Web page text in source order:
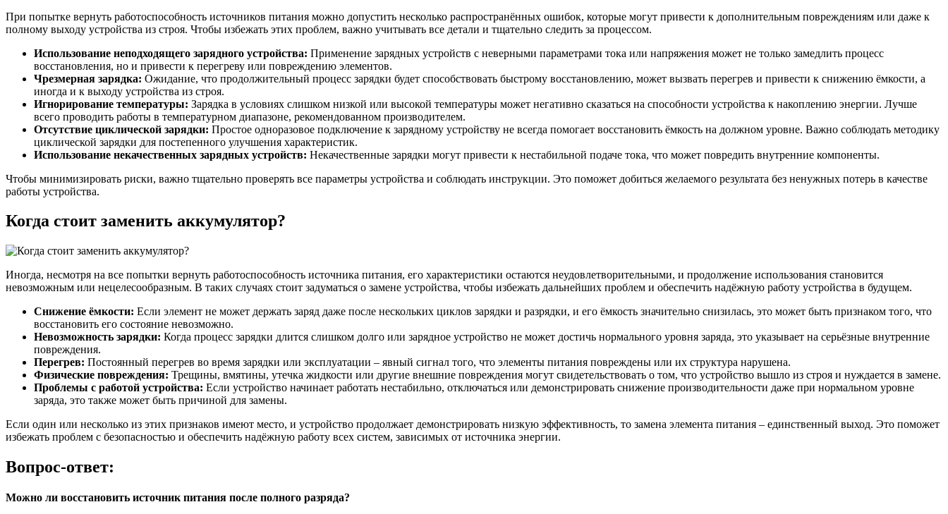
При попытке вернуть работоспособность источников питания можно допустить несколько распространённых ошибок, которые могут привести к дополнительным повреждениям или даже к
полному выходу устройства из строя. Чтобы избежать этих проблем, важно учитывать все детали и тщательно следить за процессом.
Использование неподходящего зарядного устройства: Применение зарядных устройств с неверными параметрами тока или напряжения может не только замедлить процесс
восстановления, но и привести к перегреву или повреждению элементов.
Чрезмерная зарядка: Ожидание, что продолжительный процесс зарядки будет способствовать быстрому восстановлению, может вызвать перегрев и привести к снижению ёмкости, а
иногда и к выходу устройства из строя.
Игнорирование температуры: Зарядка в условиях слишком низкой или высокой температуры может негативно сказаться на способности устройства к накоплению энергии. Лучше
всего проводить работы в температурном диапазоне, рекомендованном производителем.
Отсутствие циклической зарядки: Простое одноразовое подключение к зарядному устройству не всегда помогает восстановить ёмкость на должном уровне. Важно соблюдать методику
циклической зарядки для постепенного улучшения характеристик.
Использование некачественных зарядных устройств: Некачественные зарядки могут привести к нестабильной подаче тока, что может повредить внутренние компоненты.
Чтобы минимизировать риски, важно тщательно проверять все параметры устройства и соблюдать инструкции. Это поможет добиться желаемого результата без ненужных потерь в качестве
работы устройства.
Когда стоит заменить аккумулятор?
Иногда, несмотря на все попытки вернуть работоспособность источника питания, его характеристики остаются неудовлетворительными, и продолжение использования становится
невозможным или нецелесообразным. В таких случаях стоит задуматься о замене устройства, чтобы избежать дальнейших проблем и обеспечить надёжную работу устройства в будущем.
Снижение ёмкости: Если элемент не может держать заряд даже после нескольких циклов зарядки и разрядки, и его ёмкость значительно снизилась, это может быть признаком того, что
восстановить его состояние невозможно.
Невозможность зарядки: Когда процесс зарядки длится слишком долго или зарядное устройство не может достичь нормального уровня заряда, это указывает на серьёзные внутренние
повреждения.
Перегрев: Постоянный перегрев во время зарядки или эксплуатации – явный сигнал того, что элементы питания повреждены или их структура нарушена.
Физические повреждения: Трещины, вмятины, утечка жидкости или другие внешние повреждения могут свидетельствовать о том, что устройство вышло из строя и нуждается в замене.
Проблемы с работой устройства: Если устройство начинает работать нестабильно, отключаться или демонстрировать снижение производительности даже при нормальном уровне
заряда, это также может быть причиной для замены.
Если один или несколько из этих признаков имеют место, и устройство продолжает демонстрировать низкую эффективность, то замена элемента питания – единственный выход. Это поможет
избежать проблем с безопасностью и обеспечить надёжную работу всех систем, зависимых от источника энергии.
Вопрос-ответ:
Можно ли восстановить источник питания после полного разряда?